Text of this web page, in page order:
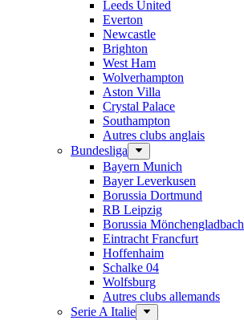
Leeds United
Everton
Newcastle
Brighton
West Ham
Wolverhampton
Aston Villa
Crystal Palace
Southampton
Autres clubs anglais
Bundesliga
Bayern Munich
Bayer Leverkusen
Borussia Dortmund
RB Leipzig
Borussia Mönchengladbach
Eintracht Francfurt
Hoffenhaim
Schalke 04
Wolfsburg
Autres clubs allemands
Serie A Italie